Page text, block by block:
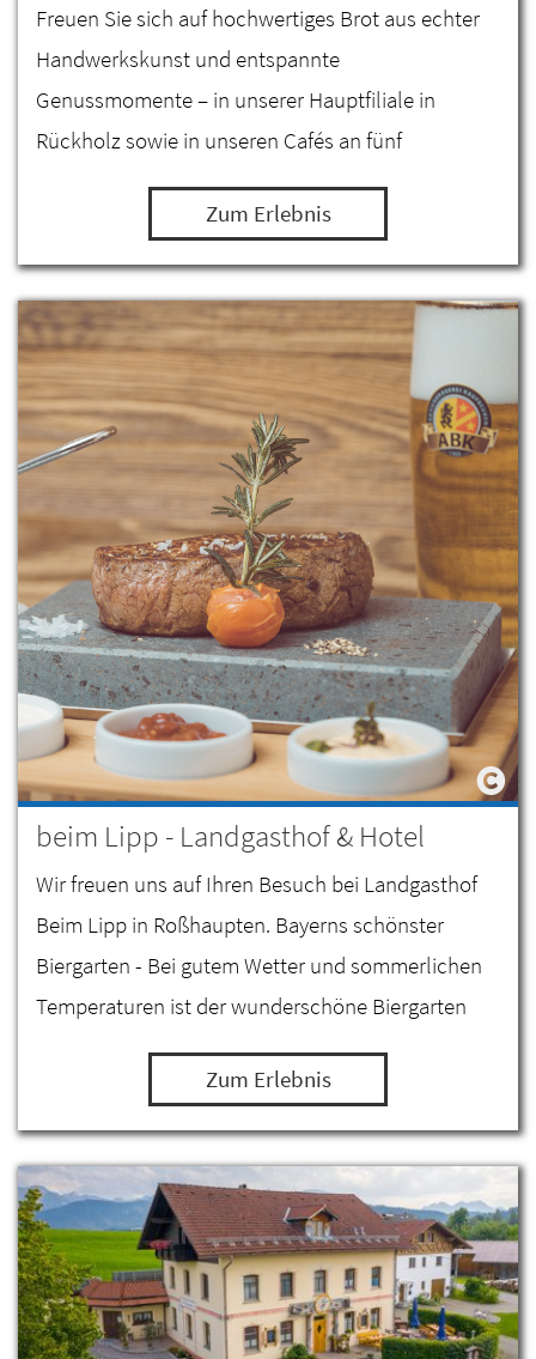
Freuen Sie sich auf hochwertiges Brot aus echter
Handwerkskunst und entspannte
Genussmomente – in unserer Hauptfiliale in
Rückholz sowie in unseren Cafés an fünf
verschiedenen Standorten!
Zum Erlebnis
beim Lipp - Landgasthof & Hotel
Wir freuen uns auf Ihren Besuch bei Landgasthof
Beim Lipp in Roßhaupten. Bayerns schönster
Biergarten - Bei gutem Wetter und sommerlichen
Temperaturen ist der wunderschöne Biergarten
geöffnet. Eine große Zierkastanie und zahlreiche
Zum Erlebnis